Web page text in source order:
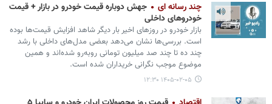
چند رسانه ای
جهش دوباره قیمت خودرو در بازار + قیمت
خودروهای داخلی
بازار خودرو در روزهای اخیر بار دیگر شاهد افزایش قیمت‌ها بوده
است. بررسی‌ها نشان می‌دهد بعضی مدل‌های داخلی با رشد
چند ده تا چند صد میلیون تومانی روبه‌رو شده‌اند و همین
موضوع موجب نگرانی خریداران شده است.
۱۴۰۵-۰۲-۰۵ ۱۲:۳۰